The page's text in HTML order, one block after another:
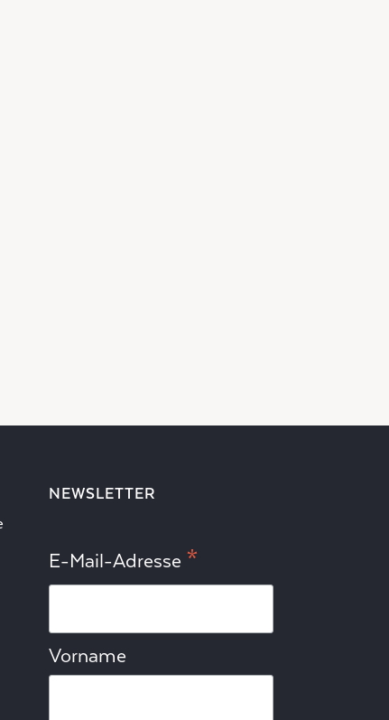
NEWSLETTER
E-Mail-Adresse *
Vorname